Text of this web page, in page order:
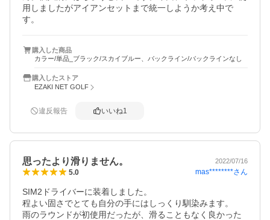
用しましたがアイアンセットまで統一しようか考え中で
す。
購入した商品
カラー/単品_ブラック/スカイブルー、バックライン/バックラインなし
購入したストア
EZAKI NET GOLF
違反報告 いいね1
思ったより滑りません。 2022/07/16
5.0 mas********さん
SIM2ドライバーに装着しました。
程よい固さでとても自分の手にはしっくり馴染みます。
雨のラウンドが初使用だったが、滑ることもなく良かった